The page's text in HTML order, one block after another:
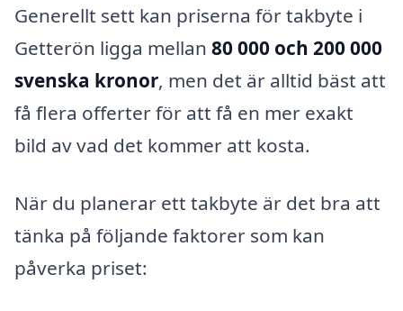
Generellt sett kan priserna för takbyte i
Getterön ligga mellan 80 000 och 200 000
svenska kronor, men det är alltid bäst att
få flera offerter för att få en mer exakt
bild av vad det kommer att kosta.
När du planerar ett takbyte är det bra att
tänka på följande faktorer som kan
påverka priset: